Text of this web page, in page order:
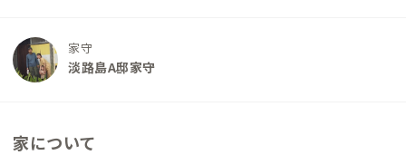
家守
淡路島A邸家守
家について